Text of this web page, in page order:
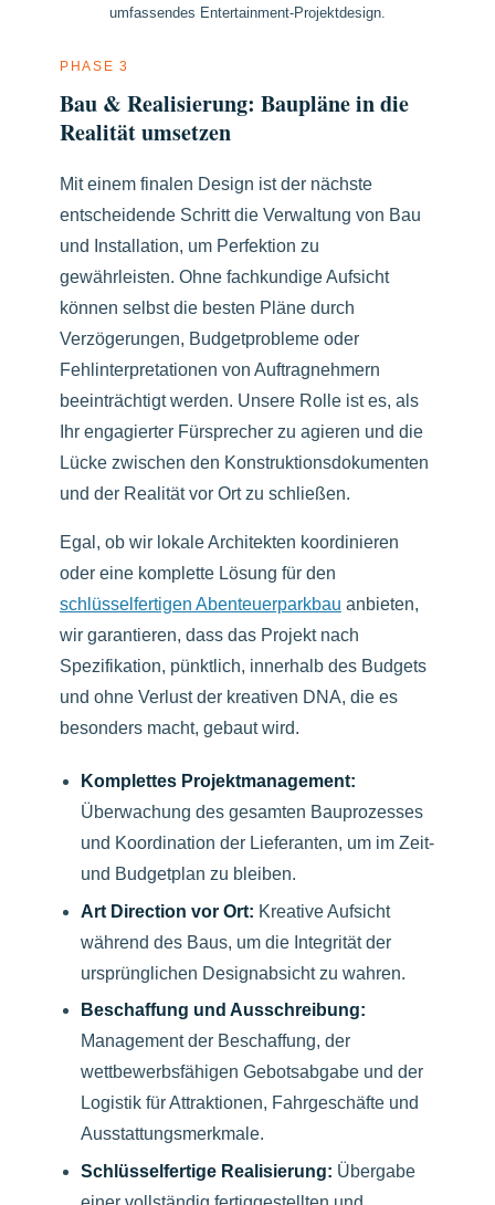
umfassendes Entertainment-Projektdesign.
PHASE 3
Bau & Realisierung: Baupläne in die
Realität umsetzen
Mit einem finalen Design ist der nächste
entscheidende Schritt die Verwaltung von Bau
und Installation, um Perfektion zu
gewährleisten. Ohne fachkundige Aufsicht
können selbst die besten Pläne durch
Verzögerungen, Budgetprobleme oder
Fehlinterpretationen von Auftragnehmern
beeinträchtigt werden. Unsere Rolle ist es, als
Ihr engagierter Fürsprecher zu agieren und die
Lücke zwischen den Konstruktionsdokumenten
und der Realität vor Ort zu schließen.
Egal, ob wir lokale Architekten koordinieren
oder eine komplette Lösung für den
schlüsselfertigen Abenteuerparkbau anbieten,
wir garantieren, dass das Projekt nach
Spezifikation, pünktlich, innerhalb des Budgets
und ohne Verlust der kreativen DNA, die es
besonders macht, gebaut wird.
Komplettes Projektmanagement:
Überwachung des gesamten Bauprozesses
und Koordination der Lieferanten, um im Zeit-
und Budgetplan zu bleiben.
Art Direction vor Ort: Kreative Aufsicht
während des Baus, um die Integrität der
ursprünglichen Designabsicht zu wahren.
Beschaffung und Ausschreibung:
Management der Beschaffung, der
wettbewerbsfähigen Gebotsabgabe und der
Logistik für Attraktionen, Fahrgeschäfte und
Ausstattungsmerkmale.
Schlüsselfertige Realisierung: Übergabe